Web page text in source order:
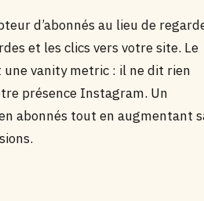
d’abonnés au lieu de
et les clics vers votre site. Le
une vanity metric : il ne dit rien
présence Instagram. Un
abonnés tout en augmentant